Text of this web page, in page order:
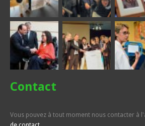
Contact
Vous pouvez à tout moment nous contacter à